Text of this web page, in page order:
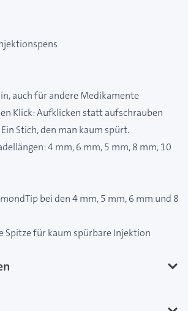
auch für andere Medikamente
Klick: Aufklicken statt aufschrauben
Stich, den man kaum spürt.
4 mm, 6 mm, 5 mm, 8 mm, 10
bei den 4 mm, 5 mm, 6 mm und 8
Spitze für kaum spürbare Injektion